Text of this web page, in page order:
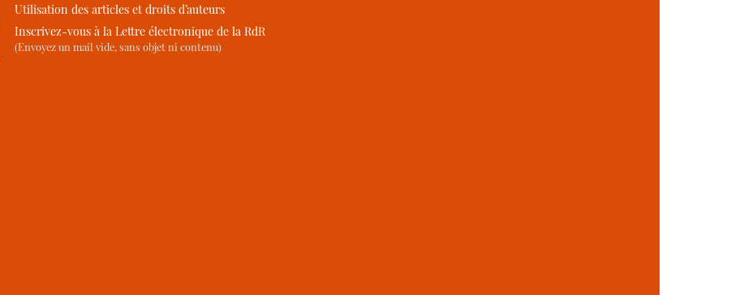
Utilisation des articles et droits d’auteurs
Inscrivez-vous à la Lettre électronique de la RdR
(Envoyez un mail vide, sans objet ni contenu)